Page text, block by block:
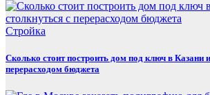
Стройка
Сколько стоит построить дом под ключ в Казани
перерасходом бюджета